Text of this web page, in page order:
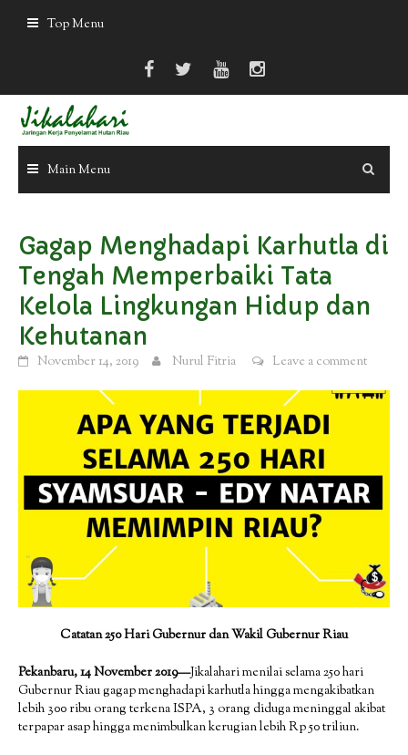
Top Menu
Main Menu
Gagap Menghadapi Karhutla di
Tengah Memperbaiki Tata
Kelola Lingkungan Hidup dan
Kehutanan
November 14, 2019 Nurul Fitria Leave a comment
Catatan 250 Hari Gubernur dan Wakil Gubernur Riau
Pekanbaru, 14 November 2019—Jikalahari menilai selama 250 hari
Gubernur Riau gagap menghadapi karhutla hingga mengakibatkan
lebih 300 ribu orang terkena ISPA, 3 orang diduga meninggal akibat
terpapar asap hingga menimbulkan kerugian lebih Rp 50 triliun.